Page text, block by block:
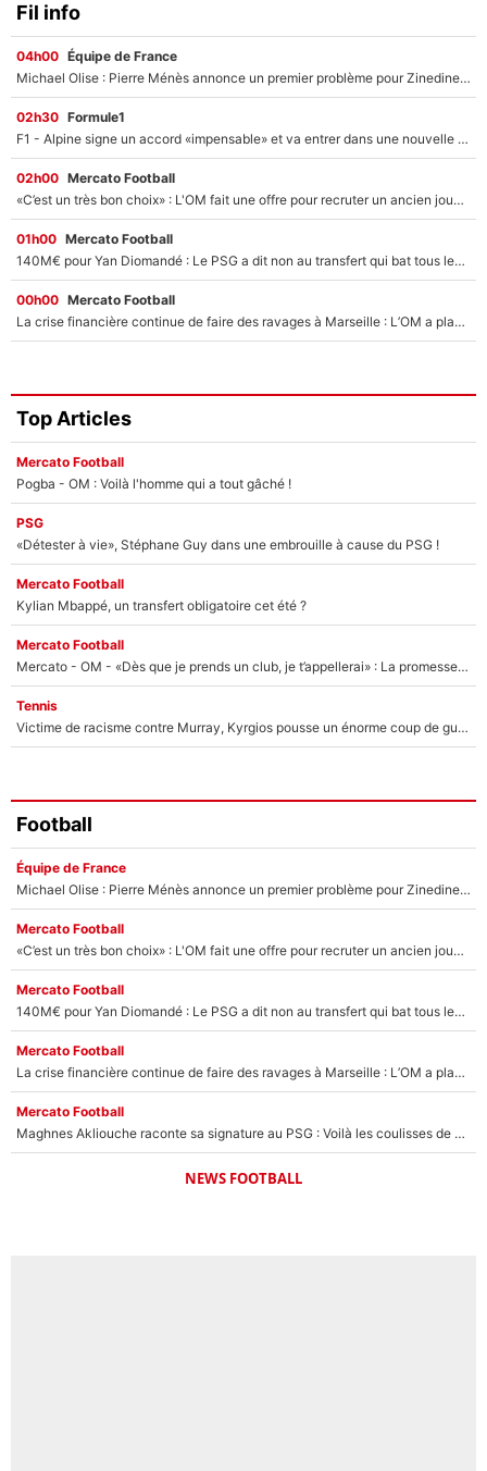
Fil info
04h00 Équipe de France
Michael Olise : Pierre Ménès annonce un premier problème pour Zinedine Zidane en équipe de France
02h30 Formule1
F1 - Alpine signe un accord «impensable» et va entrer dans une nouvelle dimension : Grande nouvelle pour Pierre Gasly !
02h00 Mercato Football
«C’est un très bon choix» : L'OM fait une offre pour recruter un ancien joueur du PSG... et c'est validé dans l'After Foot !
01h00 Mercato Football
140M€ pour Yan Diomandé : Le PSG a dit non au transfert qui bat tous les records sur le mercato
00h00 Mercato Football
La crise financière continue de faire des ravages à Marseille : L’OM a placé 12 joueurs sur le marché des transferts… et ça pourrait lui rapporter près de 100M€ !
Top Articles
Mercato Football
Pogba - OM : Voilà l'homme qui a tout gâché !
PSG
«Détester à vie», Stéphane Guy dans une embrouille à cause du PSG !
Mercato Football
Kylian Mbappé, un transfert obligatoire cet été ?
Mercato Football
Mercato - OM - «Dès que je prends un club, je t’appellerai» : La promesse de Marcelino au moment de claquer la porte
Tennis
Victime de racisme contre Murray, Kyrgios pousse un énorme coup de gueule !
Football
Équipe de France
Michael Olise : Pierre Ménès annonce un premier problème pour Zinedine Zidane en équipe de France
Mercato Football
«C’est un très bon choix» : L'OM fait une offre pour recruter un ancien joueur du PSG... et c'est validé dans l'After Foot !
Mercato Football
140M€ pour Yan Diomandé : Le PSG a dit non au transfert qui bat tous les records sur le mercato
Mercato Football
La crise financière continue de faire des ravages à Marseille : L’OM a placé 12 joueurs sur le marché des transferts… et ça pourrait lui rapporter près de 100M€ !
Mercato Football
Maghnes Akliouche raconte sa signature au PSG : Voilà les coulisses de son transfert de rêve à 50M€
NEWS FOOTBALL